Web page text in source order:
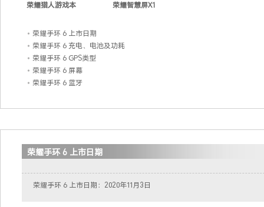
荣耀猎人游戏本
荣耀智慧屏X1
荣耀手环 6 上市日期
荣耀手环 6 充电、电池及功耗
荣耀手环 6 GPS类型
荣耀手环 6 屏幕
荣耀手环 6 蓝牙
荣耀手环 6 上市日期
荣耀手环 6 上市日期：2020年11月3日